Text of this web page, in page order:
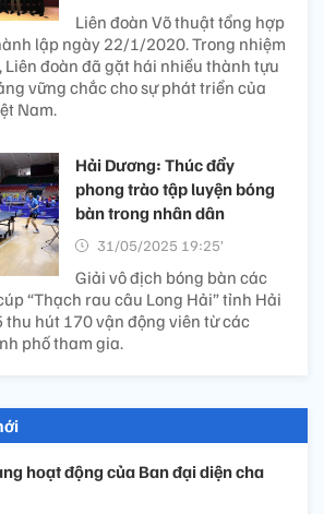
Liên đoàn Võ thuật tổng hợp
lập ngày 22/1/2020. Trong nhiệm
đoàn đã gặt hái nhiều thành tựu
vững chắc cho sự phát triển của
Nam.
Hải Dương: Thúc đẩy
phong trào tập luyện bóng
bàn trong nhân dân
31/05/2025 19:25’
Giải vô địch bóng bàn các
“Thạch rau câu Long Hải” tỉnh Hải
thu hút 170 vận động viên từ các
phố tham gia.
hoạt động của Ban đại diện cha